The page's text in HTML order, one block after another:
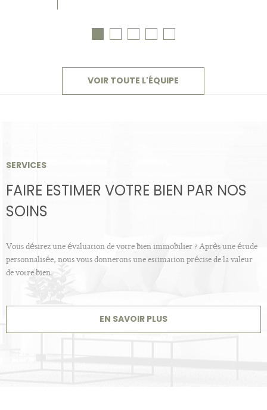
VOIR TOUTE L'ÉQUIPE
SERVICES
FAIRE ESTIMER VOTRE BIEN PAR NOS
SOINS
Vous désirez une évaluation de votre bien immobilier ? Après une étude
personnalisée, nous vous donnerons une estimation précise de la valeur
de votre bien.
EN SAVOIR PLUS